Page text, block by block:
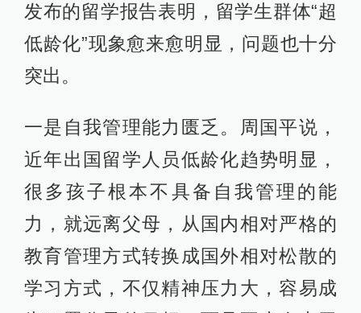
发布的留学报告表明，留学生群体“超
低龄化”现象愈来愈明显，问题也十分
突出。
一是自我管理能力匮乏。周国平说，
近年出国留学人员低龄化趋势明显，
很多孩子根本不具备自我管理的能
力，就远离父母，从国内相对严格的
教育管理方式转换成国外相对松散的
学习方式，不仅精神压力大，容易成